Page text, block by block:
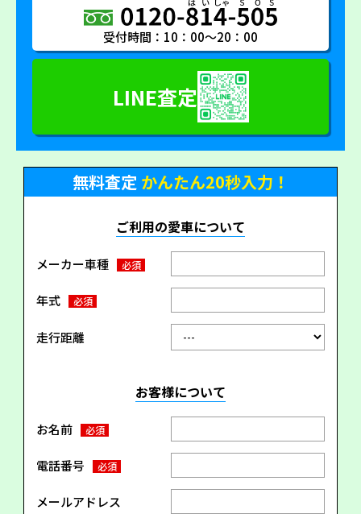
受付時間：10：00～20：00
LINE査定
無料査定 かんたん20秒入力！
ご利用の愛車について
メーカー車種 必須
年式 必須
走行距離
お客様について
お名前 必須
電話番号 必須
メールアドレス